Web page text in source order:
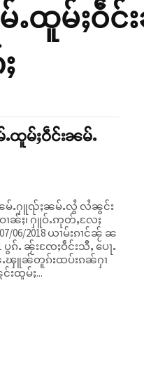
မ်ႈဝဵင်
မ်ႈဝဵင်းၼမ်ႉ
မ်ႉႁူၺ်ႈၼမ်ႉလွႆ လႆၼွင်း
ၼ်ႈ၊ ႁူဝ်ႉဢုတ်ႇလႄႈ
ႉ ၼႂ်းၸႄႈဝဵင်းသီႇ ပေႃႉ
ႉၾူၼ်တူၵ်းထပ်းၵၼ်ႁၢ
ထူမ်ႈ...